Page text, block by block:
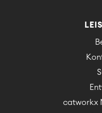
catworkx